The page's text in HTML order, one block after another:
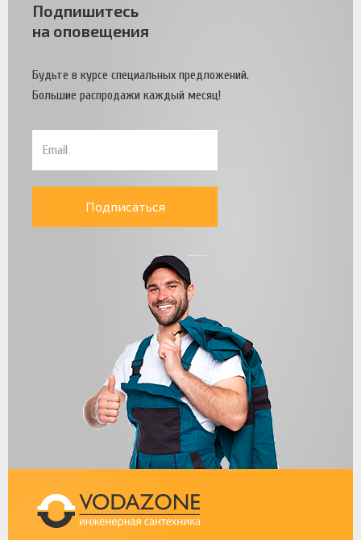
Подпишитесь
на оповещения
Будьте в курсе специальных предложений.
Большие распродажи каждый месяц!
Подписаться